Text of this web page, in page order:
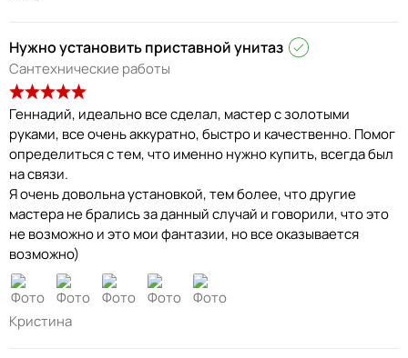
Нужно установить приставной унитаз
Сантехнические работы
Геннадий, идеально все сделал, мастер с золотыми
руками, все очень аккуратно, быстро и качественно. Помог
определиться с тем, что именно нужно купить, всегда был
на связи.
Я очень довольна установкой, тем более, что другие
мастера не брались за данный случай и говорили, что это
не возможно и это мои фантазии, но все оказывается
возможно)
Кристина